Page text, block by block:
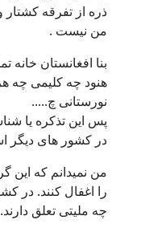
از تفرقه کشتار و دروغ
نیست .
افغانستان خانه تمام
چه کلیمی چه هزاره چه
چ.....
این تذکره یا شناسنامه
کشور های دیگر است .
نمیدانم که این گروه که
اغفال کنند. در کشور
ملیتی تعلق دارند.